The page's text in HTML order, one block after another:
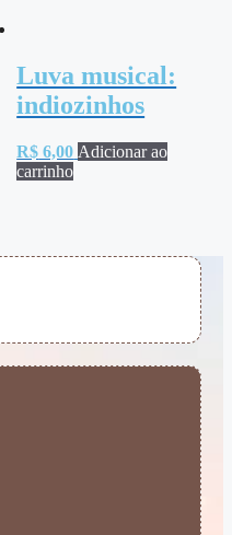
Luva musical:
indiozinhos
R$ 6,00 Adicionar ao
carrinho